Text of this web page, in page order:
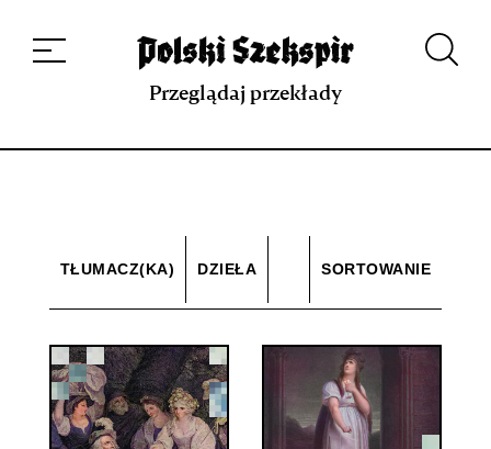
projekcie
Kontakt Indeks strony Aplikacja
Repozytorium XIX w.
Przeglądaj przekłady
TŁUMACZ(KA) DZIEŁA SORTOWANIE